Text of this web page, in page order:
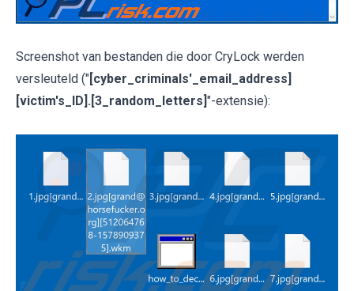
Screenshot van bestanden die door CryLock werden
versleuteld ("[cyber_criminals'_email_address]
[victim's_ID].[3_random_letters]"-extensie):